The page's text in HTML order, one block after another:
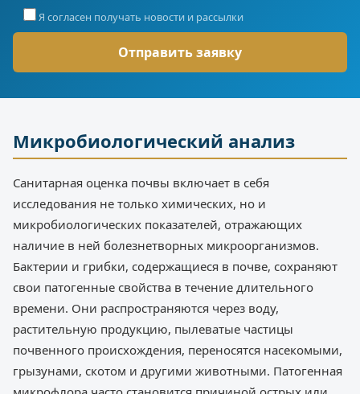
Я согласен получать новости и рассылки
Микробиологический анализ
Санитарная оценка почвы включает в себя
исследования не только химических, но и
микробиологических показателей, отражающих
наличие в ней болезнетворных микроорганизмов.
Бактерии и грибки, содержащиеся в почве, сохраняют
свои патогенные свойства в течение длительного
времени. Они распространяются через воду,
растительную продукцию, пылеватые частицы
почвенного происхождения, переносятся насекомыми,
грызунами, скотом и другими животными. Патогенная